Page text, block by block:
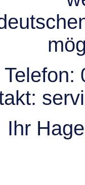
Telefon:
Ihr